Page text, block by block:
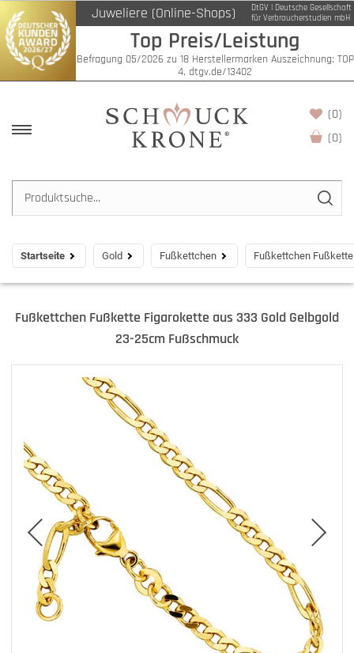
Juweliere (Online-Shops)
DtGV | Deutsche Gesellschaft
für Verbraucherstudien mbH
Top Preis/Leistung
Befragung 05/2026 zu 18 Herstellermarken Auszeichnung: TOP
4, dtgv.de/13402
(0)
(0)
Startseite Gold Fußkettchen Fußkettchen
Fußkettchen Fußkette Figarokette aus 333 Gold Gelbgold
23-25cm Fußschmuck